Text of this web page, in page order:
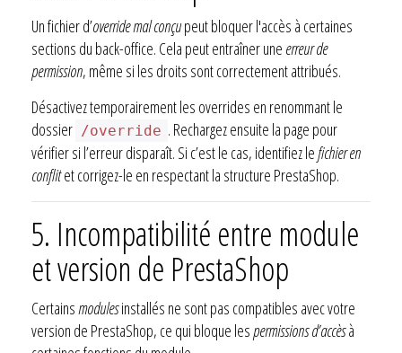
Un fichier d’override mal conçupeut bloquer l'accès à certaines
sections du back-office. Cela peut entraîner une erreur de
permission, même si les droits sont correctement attribués.
Désactivez temporairement les overrides en renommant le
dossier /override . Rechargez ensuite la page pour
vérifier si l’erreur disparaît. Si c’est le cas, identifiez lefichier en
conflitet corrigez-le en respectant la structure PrestaShop.
5. Incompatibilité entre module
et version de PrestaShop
Certains modulesinstallés ne sont pas compatibles avec votre
version de PrestaShop, ce qui bloque lespermissions d’accèsà